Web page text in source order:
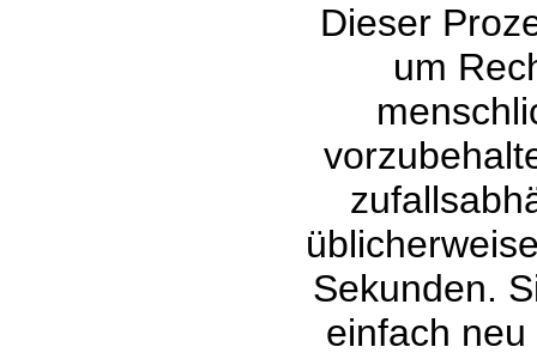
Dieser
um
Sekunden.
einfach